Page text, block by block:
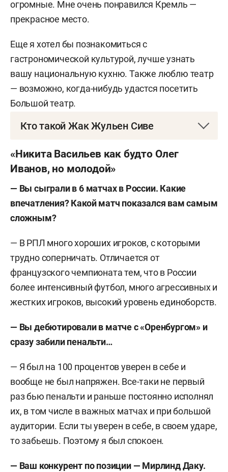
огромные. Мне очень понравился Кремль —
прекрасное место.
Еще я хотел бы познакомиться с
гастрономической культурой, лучше узнать
вашу национальную кухню. Также люблю театр
— возможно, когда-нибудь удастся посетить
Большой театр.
Кто такой Жак Жульен Сиве
Амплуа : нападающий.
Дата рождения: 29 июля 2001 года.
Место рождения : Шуази-ле-Руа (Франция).
Карьера игрока
2021; «Анси» (Франция) — 2021/22; «Генгам»
(Франция) — 2022–2025; «Рубин» (Россия) — с
2025-го.
«Никита Васильев как будто Олег
Иванов, но молодой»
— Вы сыграли в 6 матчах в России. Какие
впечатления? Какой матч показался вам самым
сложным?
— В РПЛ много хороших игроков, с которыми
трудно соперничать. Отличается от
французского чемпионата тем, что в России
более интенсивный футбол, много агрессивных и
жестких игроков, высокий уровень единоборств.
— Вы дебютировали в матче с «Оренбургом» и
сразу забили пенальти…
— Я был на 100 процентов уверен в себе и
вообще не был напряжен. Все-таки не первый
раз бью пенальти и раньше постоянно исполнял
их, в том числе в важных матчах и при большой
аудитории. Если ты уверен в себе, в своем ударе,
то забьешь. Поэтому я был спокоен.
— Ваш конкурент по позиции — Мирлинд Даку.